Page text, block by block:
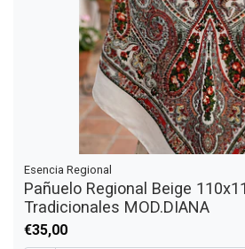
Esencia Regional
Pañuelo Regional Beige
Tradicionales MOD.DIANA
€35,00